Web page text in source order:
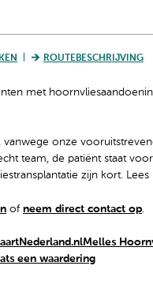
ROUTEBESCHRIJVING
met
onze
team, de patiënt staat
zijn kort.
of neem direct contact op
Melles
een waardering